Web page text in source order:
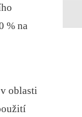
% na
oblasti